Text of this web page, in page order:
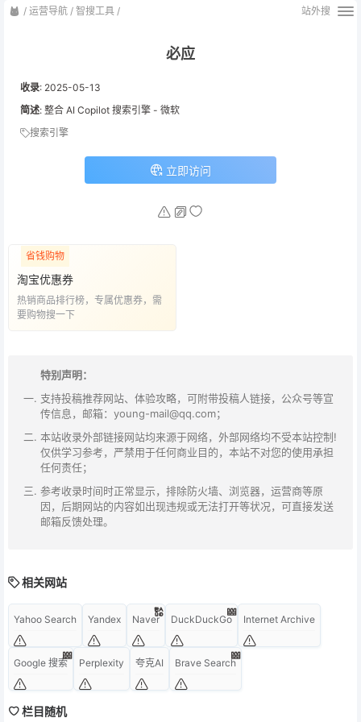
/ 运营导航 / 智搜工具 / 站外搜
必应
收录: 2025-05-13
简述: 整合 AI Copilot 搜索引擎 - 微软
搜索引擎
立即访问
省钱购物
淘宝优惠券
热销商品排行榜，专属优惠券，需
要购物搜一下
特别声明：
支持投稿推荐网站、体验攻略，可附带投稿人链接，公众号等宣
传信息，邮箱：young-mail@qq.com；
本站收录外部链接网站均来源于网络，外部网络均不受本站控制!
仅供学习参考，严禁用于任何商业目的，本站不对您的使用承担
任何责任；
参考收录时间时正常显示，排除防火墙、浏览器，运营商等原
因，后期网站的内容如出现违规或无法打开等状况，可直接发送
邮箱反馈处理。
相关网站
Yahoo Search Yandex Naver DuckDuckGo Internet Archive
Google 搜索 Perplexity 夸克AI Brave Search
栏目随机